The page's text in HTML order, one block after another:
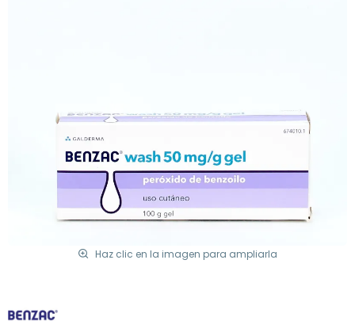
Haz clic en la imagen para ampliarla